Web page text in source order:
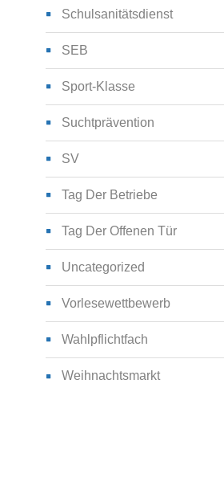
Schulsanitätsdienst
SEB
Sport-Klasse
Suchtprävention
SV
Tag Der Betriebe
Tag Der Offenen Tür
Uncategorized
Vorlesewettbewerb
Wahlpflichtfach
Weihnachtsmarkt